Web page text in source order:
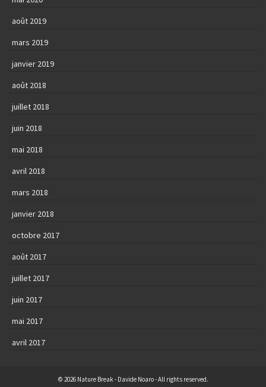
août 2019
mars 2019
janvier 2019
août 2018
juillet 2018
juin 2018
mai 2018
avril 2018
mars 2018
janvier 2018
octobre 2017
août 2017
juillet 2017
juin 2017
mai 2017
avril 2017
© 2026 Nature Break - Davide Noaro - All rights reserved.